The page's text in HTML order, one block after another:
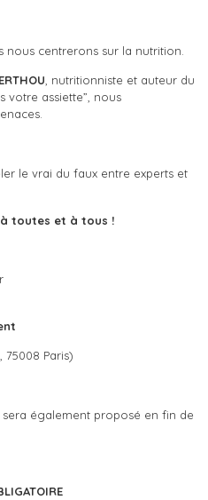
centrerons sur la nutrition.
, nutritionniste et auteur du
votre assiette”, nous
le vrai du faux entre experts et
toutes et à tous !
75008 Paris)
également proposé en fin de